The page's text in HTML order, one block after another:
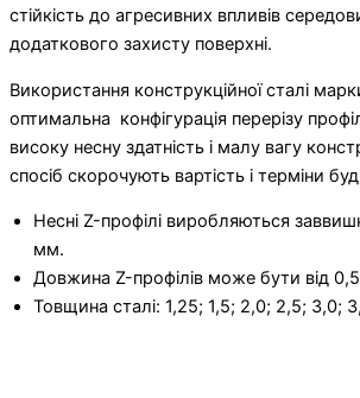
стійкість до агресивних впливів
додаткового захисту поверхні.
Використання конструкційної сталі
оптимальна конфігурація перерізу
високу несну здатність і малу вагу
спосіб скорочують вартість і терміни
Несні Z-профілі виробляються
мм.
Довжина Z-профілів може бути від
Товщина сталі: 1,25; 1,5; 2,0; 2,5; 3,0;